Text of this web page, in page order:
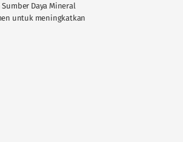
Daya Mineral
untuk meningkatkan
2025, bauran